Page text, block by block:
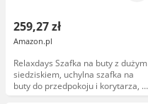
259,27 zł
Amazon.pl
Relaxdays Szafka na buty z dużym
siedziskiem, uchylna szafka na
buty do przedpokoju i korytarza, 2
regulowane półki, z bambusa,